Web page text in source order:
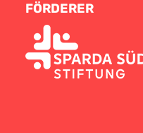
FÖRDERER